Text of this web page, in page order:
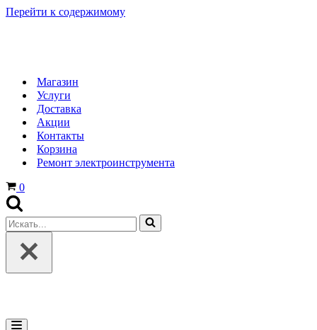
Перейти к содержимому
Магазин
Услуги
Доставка
Акции
Контакты
Корзина
Ремонт электроинструмента
Корзина
0
Искать...